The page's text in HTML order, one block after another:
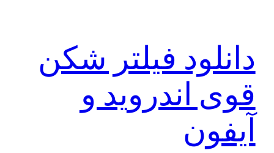
دانلود فیلتر شکن
قوی اندروید و
آیفون